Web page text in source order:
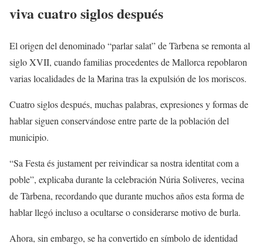
viva cuatro siglos después
El origen del denominado “parlar salat” de Tàrbena se remonta al
siglo XVII, cuando familias procedentes de Mallorca repoblaron
varias localidades de la Marina tras la expulsión de los moriscos.
Cuatro siglos después, muchas palabras, expresiones y formas de
hablar siguen conservándose entre parte de la población del
municipio.
“Sa Festa és justament per reivindicar sa nostra identitat com a
poble”, explicaba durante la celebración Núria Soliveres, vecina
de Tàrbena, recordando que durante muchos años esta forma de
hablar llegó incluso a ocultarse o considerarse motivo de burla.
Ahora, sin embargo, se ha convertido en símbolo de identidad